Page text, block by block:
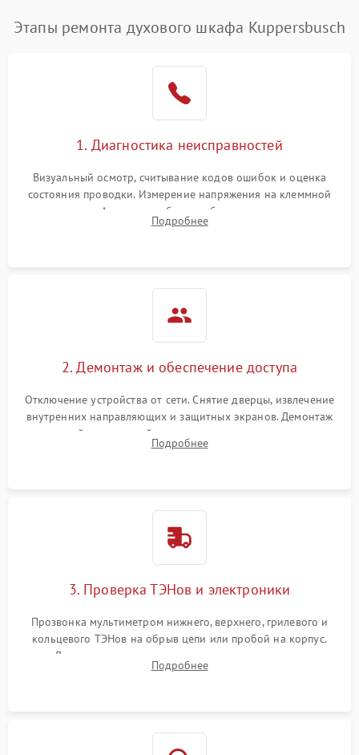
Этапы ремонта духового шкафа Kuppersbusch
1. Диагностика неисправностей
Визуальный осмотр, считывание кодов ошибок и оценка
состояния проводки. Измерение напряжения на клеммной
колодке. Анализ жалоб на проблемы с нагревом,
конвекцией, панелью управления или блокировкой дверцы.
Подробнее
2. Демонтаж и обеспечение доступа
Отключение устройства от сети. Снятие дверцы, извлечение
внутренних направляющих и защитных экранов. Демонтаж
задней или верхней панели для прямого доступа к
нагревательным элементам, плате и вентиляторам.
Подробнее
3. Проверка ТЭНов и электроники
Прозвонка мультиметром нижнего, верхнего, грилевого и
кольцевого ТЭНов на обрыв цепи или пробой на корпус.
Диагностика термостата, датчиков температуры,
переключателя режимов и мотора конвекции.
Подробнее